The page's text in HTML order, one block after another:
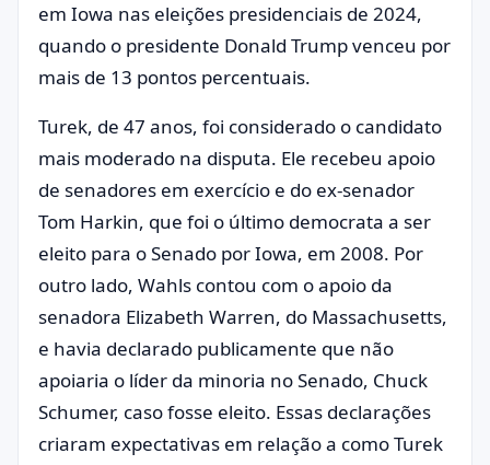
em Iowa nas eleições presidenciais de 2024,
quando o presidente Donald Trump venceu por
mais de 13 pontos percentuais.
Turek, de 47 anos, foi considerado o candidato
mais moderado na disputa. Ele recebeu apoio
de senadores em exercício e do ex-senador
Tom Harkin, que foi o último democrata a ser
eleito para o Senado por Iowa, em 2008. Por
outro lado, Wahls contou com o apoio da
senadora Elizabeth Warren, do Massachusetts,
e havia declarado publicamente que não
apoiaria o líder da minoria no Senado, Chuck
Schumer, caso fosse eleito. Essas declarações
criaram expectativas em relação a como Turek